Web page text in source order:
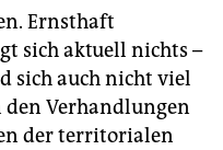
Ernsthaft
sich aktuell nichts –
sich auch nicht viel
den Verhandlungen
der territorialen